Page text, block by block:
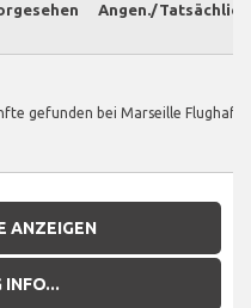
Angen./Tatsächlich
gefunden bei Marseille
ANZEIGEN
INFO...